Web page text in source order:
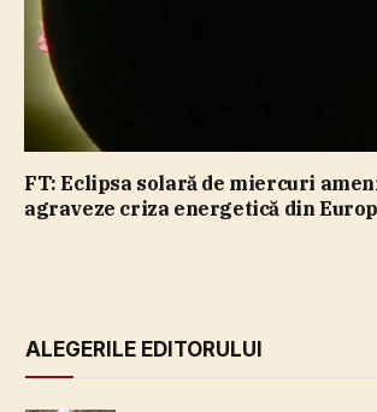
FT: Eclipsa solară de miercuri
agraveze criza energetică din
ALEGERILE EDITORULUI